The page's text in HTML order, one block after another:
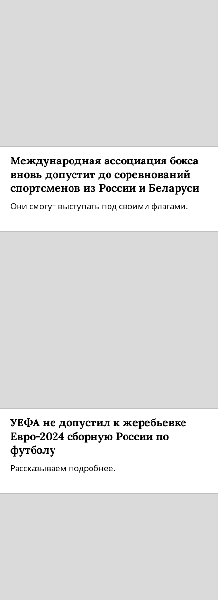
Международная ассоциация бокса
вновь допустит до соревнований
спортсменов из России и Беларуси
Они смогут выступать под своими флагами.
УЕФА не допустил к жеребьевке
Евро-2024 сборную России по
футболу
Рассказываем подробнее.